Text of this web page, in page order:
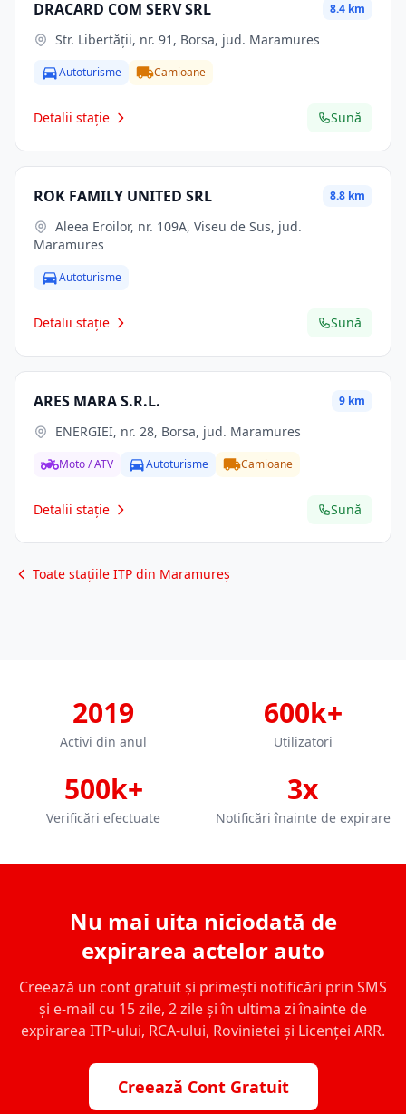
DRACARD COM SERV SRL 8.4 km
Str. Libertăţii, nr. 91, Borsa, jud. Maramures
Autoturisme Camioane
Detalii stație Sună
ROK FAMILY UNITED SRL 8.8 km
Maramures
Autoturisme
Detalii stație Sună
ARES MARA S.R.L. 9 km
ENERGIEI, nr. 28, Borsa, jud. Maramures
Moto / ATV Autoturisme Camioane
Detalii stație Sună
Toate stațiile ITP din Maramureș
2019
Activi din anul
600k+
Utilizatori
500k+
Verificări efectuate
3x
Notificări înainte de expirare
Nu mai uita niciodată de
expirarea actelor auto
Creează un cont gratuit și primești notificări prin SMS
și e-mail cu 15 zile, 2 zile și în ultima zi înainte de
expirarea ITP-ului, RCA-ului, Rovinietei și Licenței ARR.
Creează Cont Gratuit